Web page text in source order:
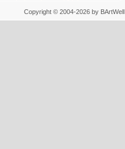
Copyright © 2004-2026 by BArtWell